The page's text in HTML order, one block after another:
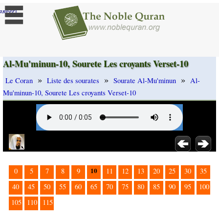
]
Al-Mu'minun-10, Sourete Les croyants Verset-10
Le Coran » Liste des sourates » Sourate Al-Mu'minun » Al-
Mu'minun-10, Sourete Les croyants Verset-10
0 5 7 8 9 10 11 12 13 20 25 30
35
40
45 50 55 60 65 70 75 80 85 90 95
100
105
110 115